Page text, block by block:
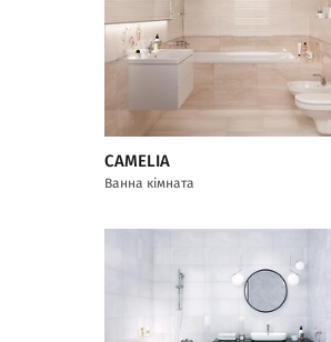
CAMELIA
Ванна кімната